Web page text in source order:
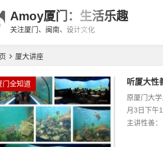
Amoy厦门：生活乐趣
关注厦门、闽南、设计文化
厦大讲座
门全知道 听厦大性
原厦门大
月3日下午
主讲性善